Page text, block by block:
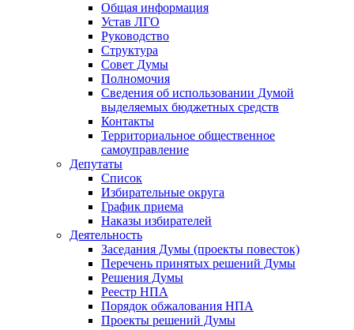
Общая информация
Устав ЛГО
Руководство
Структура
Совет Думы
Полномочия
Сведения об использовании Думой
выделяемых бюджетных средств
Контакты
Территориальное общественное
самоуправление
Депутаты
Список
Избирательные округа
График приема
Наказы избирателей
Деятельность
Заседания Думы (проекты повесток)
Перечень принятых решений Думы
Решения Думы
Реестр НПА
Порядок обжалования НПА
Проекты решений Думы